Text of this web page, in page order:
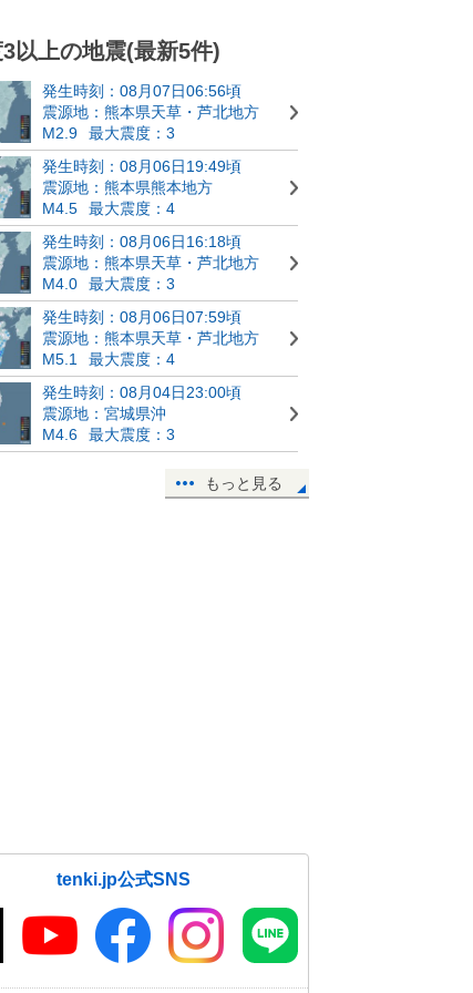
3以上の地震(最新5件)
発生時刻：08月07日06:56頃
震源地：熊本県天草・芦北地方
M2.9
最大震度：3
発生時刻：08月06日19:49頃
震源地：熊本県熊本地方
M4.5
最大震度：4
発生時刻：08月06日16:18頃
震源地：熊本県天草・芦北地方
M4.0
最大震度：3
発生時刻：08月06日07:59頃
震源地：熊本県天草・芦北地方
M5.1
最大震度：4
発生時刻：08月04日23:00頃
震源地：宮城県沖
M4.6
最大震度：3
もっと見る
tenki.jp公式SNS